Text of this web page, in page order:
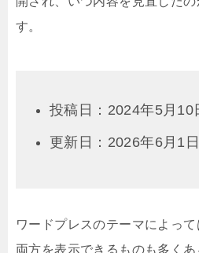
す。
投稿日：2024年5月10
更新日：2026年6月1日
ワードプレスのテーマによっ
両方を表示できるものも多く